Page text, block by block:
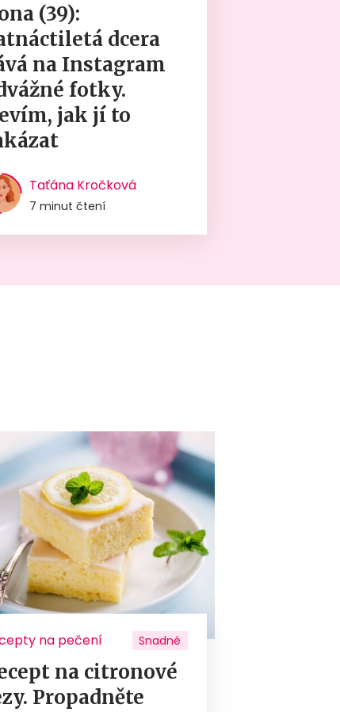
(39):
dcera
na Instagram
fotky.
jak jí to
Taťána Kročková
7 minut čtení
na pečení Snadné
na citronové
Propadněte